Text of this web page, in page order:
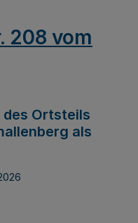
208 vom
Ortsteils
als